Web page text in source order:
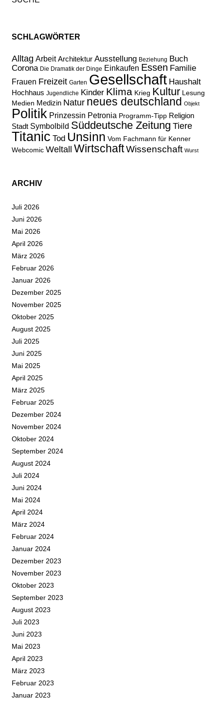
SCHLAGWÖRTER
Alltag Arbeit Architektur Ausstellung Beziehung Buch
Corona Die Dramatik der Dinge Einkaufen Essen Familie
Frauen Freizeit Garten Gesellschaft Haushalt
Hochhaus Jugendliche Kinder Klima Krieg Kultur Lesung
Medien Medizin Natur neues deutschland Objekt
Politik Prinzessin Petronia Programm-Tipp Religion
Stadt Symbolbild Süddeutsche Zeitung Tiere
Titanic Tod Unsinn Vom Fachmann für Kenner
Webcomic Weltall WirtschaftWissenschaft Wurst
ARCHIV
Juli 2026
Juni 2026
Mai 2026
April 2026
März 2026
Februar 2026
Januar 2026
Dezember 2025
November 2025
Oktober 2025
August 2025
Juli 2025
Juni 2025
Mai 2025
April 2025
März 2025
Februar 2025
Dezember 2024
November 2024
Oktober 2024
September 2024
August 2024
Juli 2024
Juni 2024
Mai 2024
April 2024
März 2024
Februar 2024
Januar 2024
Dezember 2023
November 2023
Oktober 2023
September 2023
August 2023
Juli 2023
Juni 2023
Mai 2023
April 2023
März 2023
Februar 2023
Januar 2023